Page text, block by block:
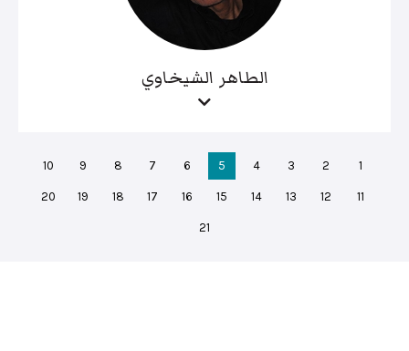
الطاهر الشيخاوي
1
2
3
4
5
6
7
8
9
10
11
12
13
14
15
16
17
18
19
20
21